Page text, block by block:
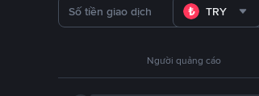
TRY
Người quảng cáo